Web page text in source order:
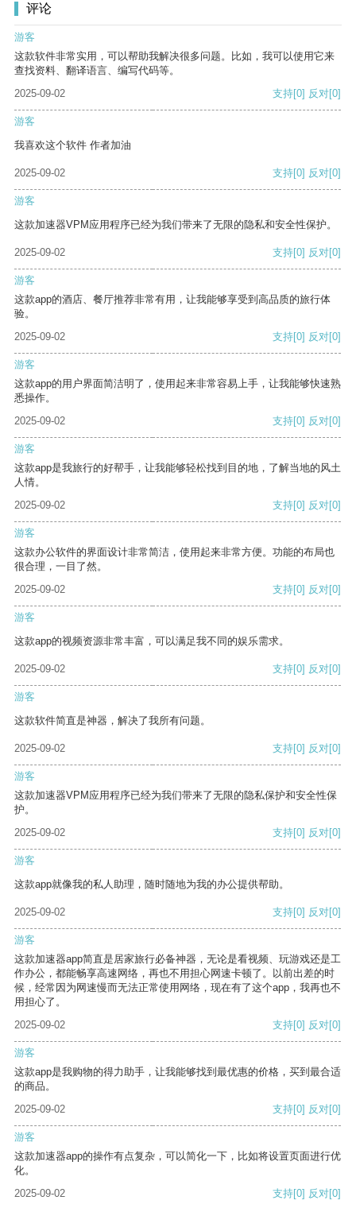
评论
游客
这款软件非常实用，可以帮助我解决很多问题。比如，我可以使用它来
查找资料、翻译语言、编写代码等。
2025-09-02
支持[0] 反对[0]
游客
我喜欢这个软件 作者加油
2025-09-02 支持[0] 反对[0]
游客
这款加速器VPM应用程序已经为我们带来了无限的隐私和安全性保护。
2025-09-02 支持[0] 反对[0]
游客
这款app的酒店、餐厅推荐非常有用，让我能够享受到高品质的旅行体
验。
2025-09-02
支持[0] 反对[0]
游客
这款app的用户界面简洁明了，使用起来非常容易上手，让我能够快速熟
悉操作。
2025-09-02
支持[0] 反对[0]
游客
这款app是我旅行的好帮手，让我能够轻松找到目的地，了解当地的风土
人情。
2025-09-02
支持[0] 反对[0]
游客
这款办公软件的界面设计非常简洁，使用起来非常方便。功能的布局也
很合理，一目了然。
2025-09-02
支持[0] 反对[0]
游客
这款app的视频资源非常丰富，可以满足我不同的娱乐需求。
2025-09-02 支持[0] 反对[0]
游客
这款软件简直是神器，解决了我所有问题。
2025-09-02 支持[0] 反对[0]
游客
这款加速器VPM应用程序已经为我们带来了无限的隐私保护和安全性保
护。
2025-09-02
支持[0] 反对[0]
游客
这款app就像我的私人助理，随时随地为我的办公提供帮助。
2025-09-02 支持[0] 反对[0]
游客
这款加速器app简直是居家旅行必备神器，无论是看视频、玩游戏还是工
作办公，都能畅享高速网络，再也不用担心网速卡顿了。以前出差的时
候，经常因为网速慢而无法正常使用网络，现在有了这个app，我再也不
用担心了。
2025-09-02
支持[0] 反对[0]
游客
这款app是我购物的得力助手，让我能够找到最优惠的价格，买到最合适
的商品。
2025-09-02
支持[0] 反对[0]
游客
这款加速器app的操作有点复杂，可以简化一下，比如将设置页面进行优
化。
2025-09-02
支持[0] 反对[0]